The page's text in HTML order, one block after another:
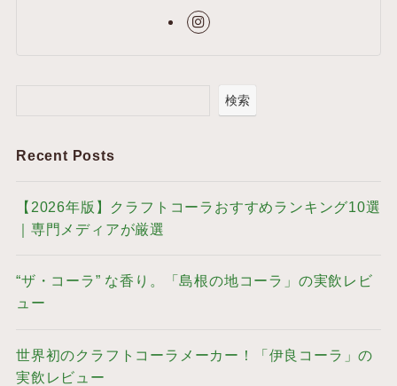
検索
Recent Posts
【2026年版】クラフトコーラおすすめランキング10選
｜専門メディアが厳選
“ザ・コーラ” な香り。「島根の地コーラ」の実飲レビ
ュー
世界初のクラフトコーラメーカー！「伊良コーラ」の
実飲レビュー